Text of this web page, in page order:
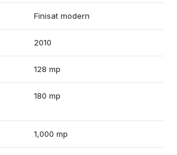
Finisat modern
2010
128 mp
180 mp
1,000 mp